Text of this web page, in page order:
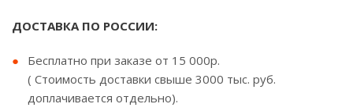
ДОСТАВКА ПО РОССИИ:
Бесплатно при заказе от 15 000р.
( Стоимость доставки свыше 3000 тыс. руб.
доплачивается отдельно).